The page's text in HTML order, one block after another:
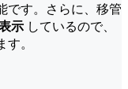
です。さらに、移管
示 しているので、
。